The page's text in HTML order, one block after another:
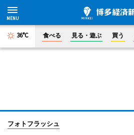
36°C 食べる 見る・遊ぶ 買う
フォトフラッシュ